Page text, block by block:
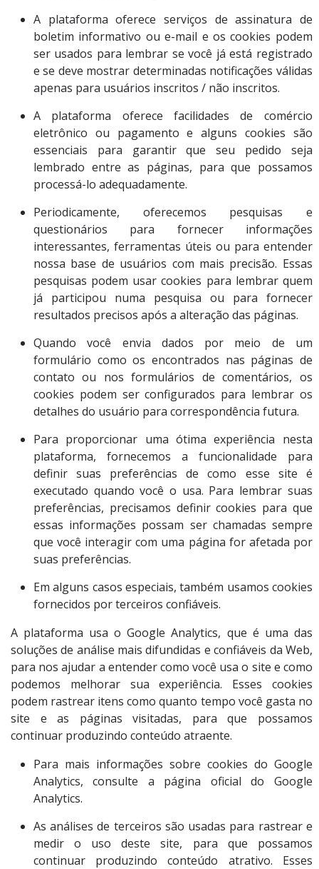
A plataforma oferece serviços de assinatura de
boletim informativo ou e-mail e os cookies podem
ser usados para lembrar se você já está registrado
e se deve mostrar determinadas notificações válidas
apenas para usuários inscritos / não inscritos.
A plataforma oferece facilidades de comércio
eletrônico ou pagamento e alguns cookies são
essenciais para garantir que seu pedido seja
lembrado entre as páginas, para que possamos
processá-lo adequadamente.
Periodicamente, oferecemos pesquisas e
questionários para fornecer informações
interessantes, ferramentas úteis ou para entender
nossa base de usuários com mais precisão. Essas
pesquisas podem usar cookies para lembrar quem
já participou numa pesquisa ou para fornecer
resultados precisos após a alteração das páginas.
Quando você envia dados por meio de um
formulário como os encontrados nas páginas de
contato ou nos formulários de comentários, os
cookies podem ser configurados para lembrar os
detalhes do usuário para correspondência futura.
Para proporcionar uma ótima experiência nesta
plataforma, fornecemos a funcionalidade para
definir suas preferências de como esse site é
executado quando você o usa. Para lembrar suas
preferências, precisamos definir cookies para que
essas informações possam ser chamadas sempre
que você interagir com uma página for afetada por
suas preferências.
Em alguns casos especiais, também usamos cookies
fornecidos por terceiros confiáveis.
A plataforma usa o Google Analytics, que é uma das
soluções de análise mais difundidas e confiáveis da Web,
para nos ajudar a entender como você usa o site e como
podemos melhorar sua experiência. Esses cookies
podem rastrear itens como quanto tempo você gasta no
site e as páginas visitadas, para que possamos
continuar produzindo conteúdo atraente.
Para mais informações sobre cookies do Google
Analytics, consulte a página oficial do Google
Analytics.
As análises de terceiros são usadas para rastrear e
medir o uso deste site, para que possamos
continuar produzindo conteúdo atrativo. Esses